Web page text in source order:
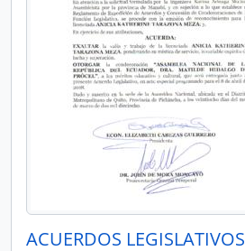
ACUERDOS LEGISLATIVOS